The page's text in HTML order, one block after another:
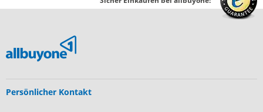
Persönlicher Kontakt